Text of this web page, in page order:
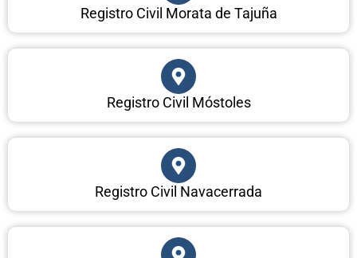
Registro Civil Morata de Tajuña
Registro Civil Móstoles
Registro Civil Navacerrada